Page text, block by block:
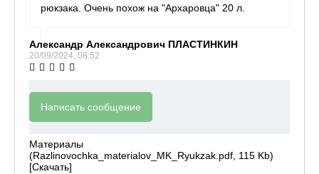
рюкзака. Очень похож на "Архаровца" 20 л.
Александр Александрович ПЛАСТИНКИН
20/09/2024, 08:52
Написать сообщение
Материалы
(Razlinovochka_materialov_MK_Ryukzak.pdf, 115 Kb)
[Скачать]